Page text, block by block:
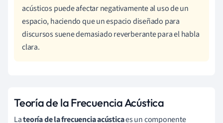
acústicos puede afectar negativamente al uso de un
espacio, haciendo que un espacio diseñado para
discursos suene demasiado reverberante para el habla
clara.
Teoría de la Frecuencia Acústica
Lateoría de la frecuencia acústicaes un componente